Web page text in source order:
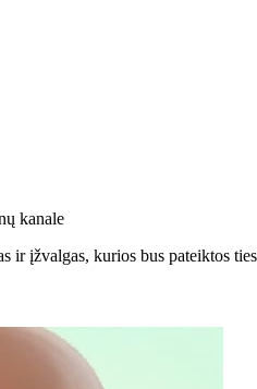
kanale
ir įžvalgas, kurios bus pateiktos